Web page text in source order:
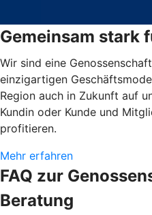
Gemeinsam stark
Wir sind eine
einzigartigen
Region auch in Zukunft auf
Kundin oder Kunde und
profitieren.
Mehr erfahren
FAQ zur
Beratung